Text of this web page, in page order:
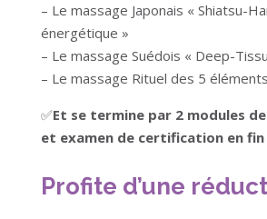
– Le massage Japonais « Shiatsu-
énergétique »
– Le massage Suédois « Deep-
– Le massage Rituel des 5 éléments
✅Et se termine par 2 modules
et examen de certification en fin
Profite d’une